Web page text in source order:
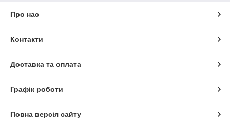
Про нас
Контакти
Доставка та оплата
Графік роботи
Повна версія сайту